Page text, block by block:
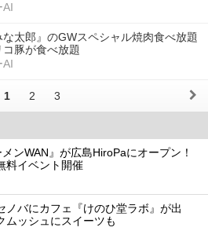
AI
太郎』のGWスペシャル焼肉食べ放題
豚が食べ放題
AI
1 2 3
ンWAN』が広島HiroPaにオープン！
料イベント開催
ノバにカフェ『けのひ堂ラボ』が出
ムッシュにスイーツも